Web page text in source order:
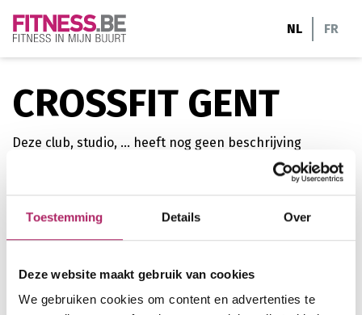
Toestemming Details Over
Deze website maakt gebruik van cookies
We gebruiken cookies om content en advertenties te
NL FR
CROSSFIT GENT
Deze club, studio, ... heeft nog geen beschrijving
Waterstraat 1 bus c
0489/ 97 93 88